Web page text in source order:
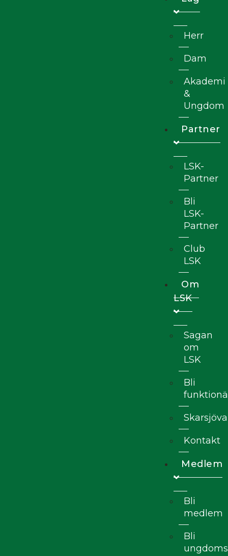
Herr
Dam
Akademi
&
Ungdom
Partner
LSK-
Partner
Bli
LSK-
Partner
Club
LSK
Om
LSK
Sagan
om
LSK
Bli
Kontakt
Medlem
Bli
medlem
Bli